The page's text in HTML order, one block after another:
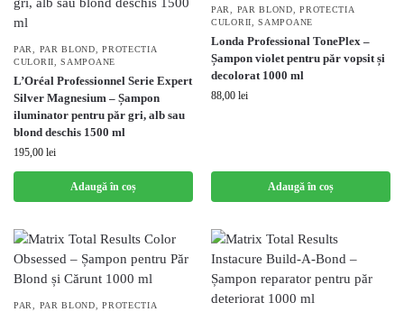
PAR PAR BLOND ,PROTECTIA
CULORII ,SAMPOANE
L’Oréal Professionnel Serie Expert
Silver Magnesium – Șampon
iluminator pentru păr gri, alb sau
blond deschis 1500 ml
195,00 lei
Adaugă în coș
PAR PAR BLOND ,PROTECTIA
CULORII ,SAMPOANE
Londa Professional TonePlex –
Șampon violet pentru păr vopsit și
decolorat 1000 ml
88,00 lei
Adaugă în coș
PAR PAR BLOND ,PROTECTIA